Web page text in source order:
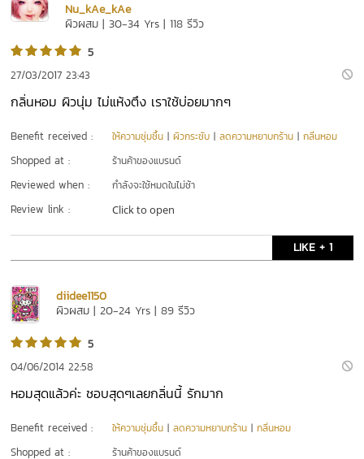
Nu_kAe_kAe
ผิวผสม | 30-34 Yrs | 118 รีวิว
5
27/03/2017 23:43
กลิ่นหอม ผิวนุ่ม ไม่แห้งตึง เราใช้บ่อยมากๆ
Benefit received : ให้ความชุ่มชื้น |ผิวกระชับ |ลดความหยาบกร้าน |กลิ่นหอม
Shopped at : ร้านค้าของแบรนด์
Reviewed when : กำลังจะใช้หมดในไม่ช้า
Review link : Click to open
LIKE + 1
diidee1150
ผิวผสม | 20-24 Yrs | 89 รีวิว
5
04/06/2014 22:58
หอมสุดแล้วค่ะ ชอบสุดๆเลยกลิ่นนี้ รักมาก
Benefit received : ให้ความชุ่มชื้น |ลดความหยาบกร้าน |กลิ่นหอม
Shopped at : ร้านค้าของแบรนด์